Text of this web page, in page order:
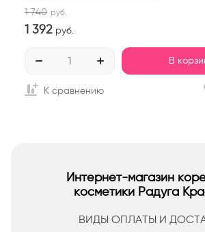
1 740 руб.
1 392 руб.
В
К сравнению
Интернет-магазин
косметики Радуга
ВИДЫ ОПЛАТЫ И